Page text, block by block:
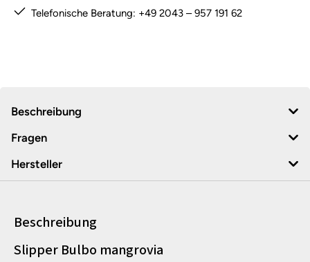
Telefonische Beratung: +49 2043 – 957 191 62
Beschreibung
Fragen
Hersteller
Beschreibung
Produktinformationen
Slipper Bulbo mangrovia